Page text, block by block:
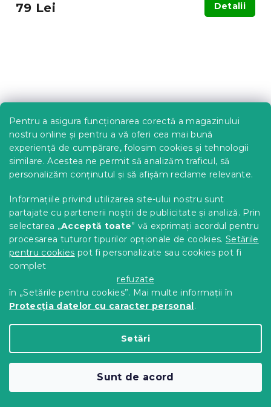
Pentru a asigura funcționarea corectă a magazinului
nostru online și pentru a vă oferi cea mai bună
experiență de cumpărare, folosim cookies și tehnologii
similare. Acestea ne permit să analizăm traficul, să
personalizăm conținutul și să afișăm reclame relevante.
Informațiile privind utilizarea site-ului nostru sunt
partajate cu partenerii noștri de publicitate și analiză. Prin
selectarea „Acceptă toate” vă exprimați acordul pentru
procesarea tuturor tipurilor opționale de cookies. Setările
pentru cookies pot fi personalizate sau cookies pot fi
complet
refuzate
în „Setările pentru cookies”. Mai multe informații în
Protecția datelor cu caracter personal.
Setări
Sunt de acord
79 Lei Detalii
Lenjerie de pat din bumbac HOLLY
FRIENDS rosu
In stoc(>10 buc)
79 Lei